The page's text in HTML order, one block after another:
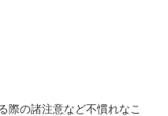
際の諸注意など不慣れなこ